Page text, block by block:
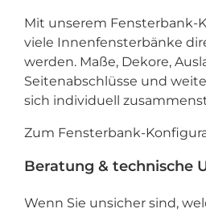
Mit unserem Fensterbank-
viele Innenfensterbänke
werden. Maße, Dekore,
Seitenabschlüsse und
sich individuell
Zum Fensterbank-
Beratung & technische
Wenn Sie unsicher sind,